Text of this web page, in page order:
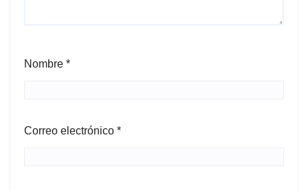
Nombre *
Correo electrónico *